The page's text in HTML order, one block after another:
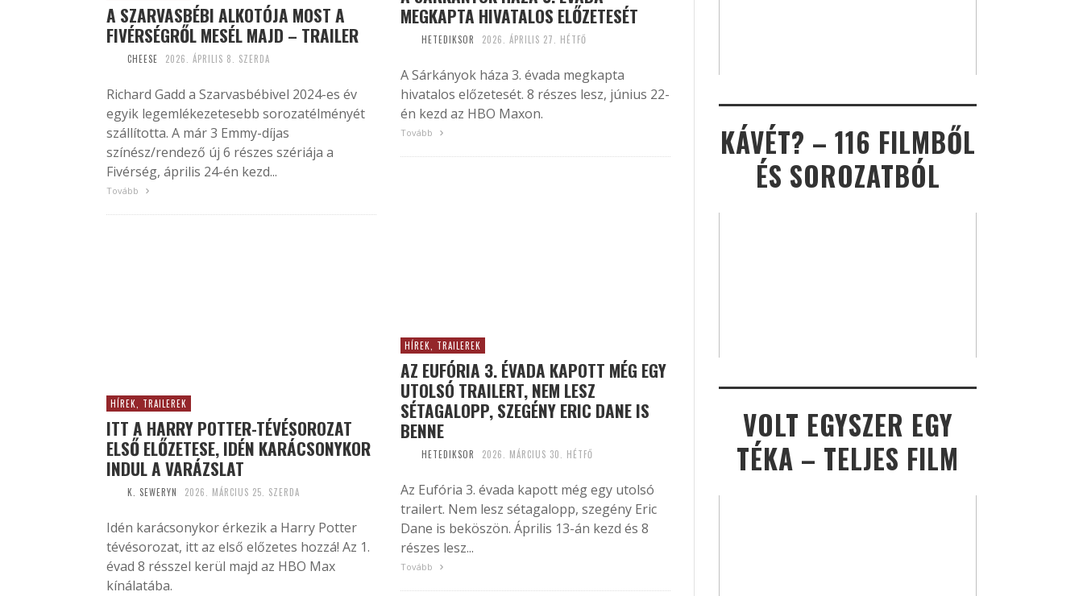
MEGKAPTA HIVATALOS ELŐZETESÉT
HETEDIKSOR 2026. ÁPRILIS 27. HÉTFŐ
A Sárkányok háza 3. évada megkapta
hivatalos előzetesét. 8 részes lesz, június 22-
én kezd az HBO Maxon.
Tovább
A SZARVASBÉBI ALKOTÓJA MOST A
FIVÉRSÉGRŐL MESÉL MAJD – TRAILER
CHEESE 2026. ÁPRILIS 8. SZERDA
Richard Gadd a Szarvasbébivel 2024-es év
egyik legemlékezetesebb sorozatélményét
szállította. A már 3 Emmy-díjas
színész/rendező új 6 részes szériája a
Fivérség, április 24-én kezd...
Tovább
HÍREK, TRAILEREK
AZ EUFÓRIA 3. ÉVADA KAPOTT MÉG EGY
UTOLSÓ TRAILERT, NEM LESZ
SÉTAGALOPP, SZEGÉNY ERIC DANE IS
BENNE
HETEDIKSOR 2026. MÁRCIUS 30. HÉTFŐ
Az Eufória 3. évada kapott még egy utolsó
trailert. Nem lesz sétagalopp, szegény Eric
Dane is beköszön. Április 13-án kezd és 8
részes lesz...
Tovább
HÍREK, TRAILEREK
ITT A HARRY POTTER-TÉVÉSOROZAT
ELSŐ ELŐZETESE, IDÉN KARÁCSONYKOR
INDUL A VARÁZSLAT
K. SEWERYN 2026. MÁRCIUS 25. SZERDA
Idén karácsonykor érkezik a Harry Potter
tévésorozat, itt az első előzetes hozzá! Az 1.
évad 8 résszel kerül majd az HBO Max
kínálatába.
KÁVÉT? – 116 FILMBŐL
ÉS SOROZATBÓL
VOLT EGYSZER EGY
TÉKA – TELJES FILM